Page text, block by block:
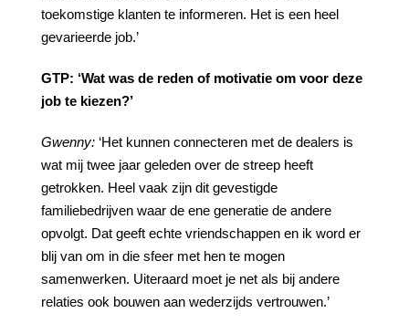
toekomstige klanten te informeren. Het is een heel
gevarieerde job.’
GTP: ‘Wat was de reden of motivatie om voor deze
job te kiezen?’
Gwenny: ‘Het kunnen connecteren met de dealers is
wat mij twee jaar geleden over de streep heeft
getrokken. Heel vaak zijn dit gevestigde
familiebedrijven waar de ene generatie de andere
opvolgt. Dat geeft echte vriendschappen en ik word er
blij van om in die sfeer met hen te mogen
samenwerken. Uiteraard moet je net als bij andere
relaties ook bouwen aan wederzijds vertrouwen.’